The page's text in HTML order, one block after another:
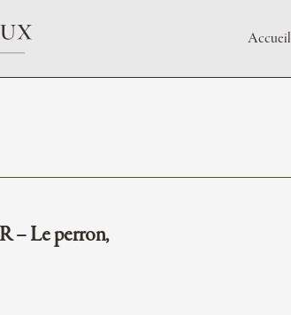
Accueil
– Le perron,